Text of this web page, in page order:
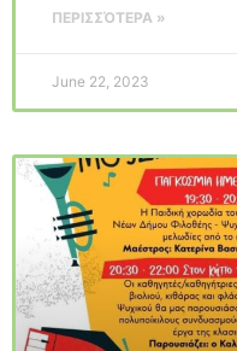
ΠΕΡΙΣΣΌΤΕΡΑ »
June 22, 2023